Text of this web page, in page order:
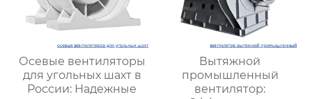
Осевые вентиляторы
для угольных шахт в
России: Надежные
Вытяжной
промышленный
вентилятор: